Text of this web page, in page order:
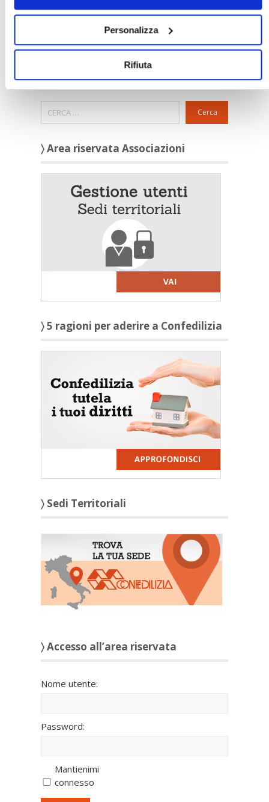
Personalizza
Rifiuta
Novità
Rassegna stampa
»Confedilizia
Notizie dal mondo immobiliare
»Archivio
Cerca
〉 Area riservata Associazioni
〉 5 ragioni per aderire a Confedilizia
〉 Sedi Territoriali
〉 Accesso all’area riservata
Nome utente:
Password:
Mantienimi
connesso